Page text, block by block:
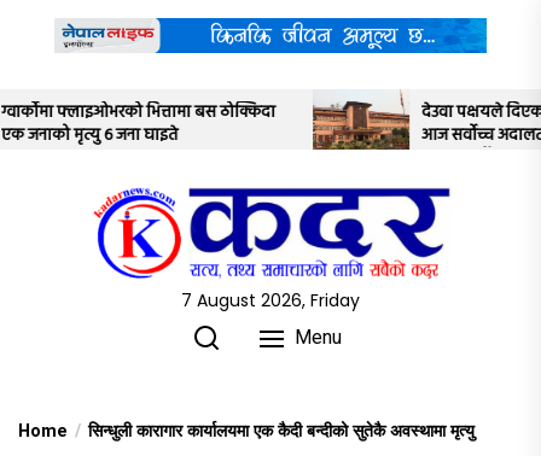
content
देउवा पक्षयले दिएकोे पुनरावलोकन निवेदनमाथि
आज सर्वोच्च अदालतका तीन न्यायाधीशले
7 August 2026, Friday
Menu
Home सिन्धुली कारागार कार्यालयमा एक कैदी बन्दीको सुतेकै अवस्थामा मृत्यु